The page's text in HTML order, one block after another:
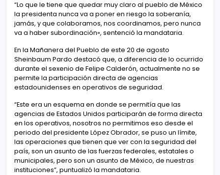
“Lo que le tiene que quedar muy claro al pueblo de México
la presidenta nunca va a poner en riesgo la soberanía,
jamás, y que colaboramos, nos coordinamos, pero nunca
va a haber subordinación», sentenció la mandataria.
En la Mañanera del Pueblo de este 20 de agosto
Sheinbaum Pardo destacó que, a diferencia de lo ocurrido
durante el sexenio de Felipe Calderón, actualmente no se
permite la participación directa de agencias
estadounidenses en operativos de seguridad.
“Este era un esquema en donde se permitía que las
agencias de Estados Unidos participarán de forma directa
en los operativos, nosotros no permitimos eso desde el
periodo del presidente López Obrador, se puso un límite,
las operaciones que tienen que ver con la seguridad del
país, son un asunto de las fuerzas federales, estatales o
municipales, pero son un asunto de México, de nuestras
instituciones”, puntualizó la mandataria.